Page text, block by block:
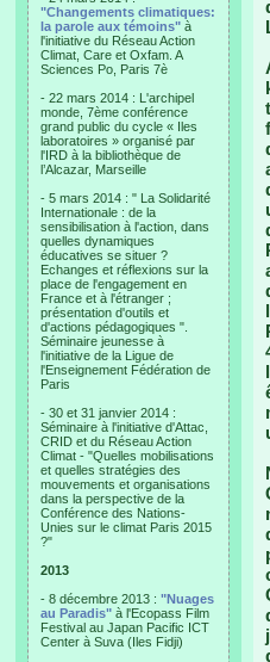
"Changements climatiques:
la parole aux témoins" à
l'initiative du Réseau Action
Climat, Care et Oxfam. A
Sciences Po, Paris 7è
- 22 mars 2014 : L'archipel
monde, 7ème conférence
grand public du cycle « Iles
laboratoires » organisé par
l'IRD à la bibliothèque de
l’Alcazar, Marseille
- 5 mars 2014 : " La Solidarité
Internationale : de la
sensibilisation à l'action, dans
quelles dynamiques
éducatives se situer ?
Echanges et réflexions sur la
place de l'engagement en
France et à l'étranger ;
présentation d'outils et
d'actions pédagogiques ".
Séminaire jeunesse à
l'initiative de la Ligue de
l'Enseignement Fédération de
Paris
- 30 et 31 janvier 2014 :
Séminaire à l'initiative d'Attac,
CRID et du Réseau Action
Climat - "Quelles mobilisations
et quelles stratégies des
mouvements et organisations
dans la perspective de la
Conférence des Nations-
Unies sur le climat Paris 2015
?"
2013
- 8 décembre 2013 : "Nuages
au Paradis" à l'Ecopass Film
Festival au Japan Pacific ICT
Center à Suva (Iles Fidji)